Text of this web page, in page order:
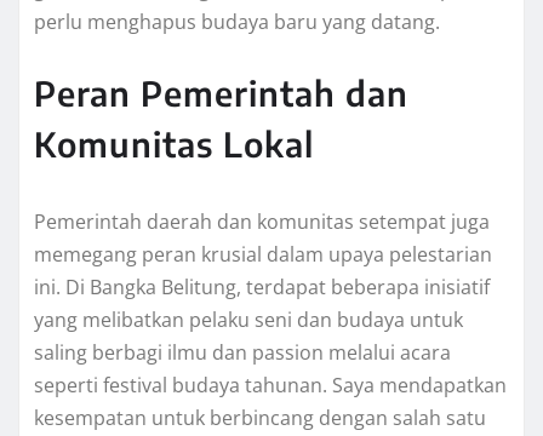
perlu menghapus budaya baru yang datang.
Peran Pemerintah dan
Komunitas Lokal
Pemerintah daerah dan komunitas setempat juga
memegang peran krusial dalam upaya pelestarian
ini. Di Bangka Belitung, terdapat beberapa inisiatif
yang melibatkan pelaku seni dan budaya untuk
saling berbagi ilmu dan passion melalui acara
seperti festival budaya tahunan. Saya mendapatkan
kesempatan untuk berbincang dengan salah satu